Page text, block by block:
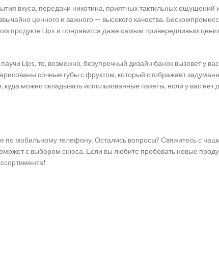
вкуса, передачи никотина, приятных тактильных ощущений
ценного и важного — высокого качества.
продукте Lips и понравится даже самым привередливым
Lips, то, возможно, безупречный дизайн банок вызовет у
сочные губы с фруктом, который отображает
можно складывать использованные пакеты, если у вас нет
по мобильному телефону. Остались вопросы? Свяжитесь с
с выбором снюса. Если вы любите пробовать новые